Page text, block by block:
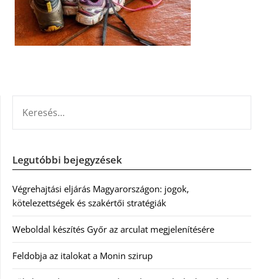
Legutóbbi bejegyzések
Végrehajtási eljárás Magyarországon: jogok,
kötelezettségek és szakértői stratégiák
Weboldal készítés Győr az arculat megjelenítésére
Feldobja az italokat a Monin szirup